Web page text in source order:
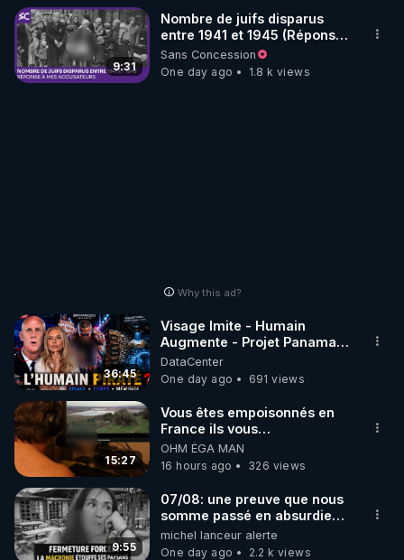
9:31
Nombre de juifs disparus
entre 1941 et 1945 (Réponse
à mes accusateurs)
Sans Concession
One day ago
1.8 k views
Why this ad?
36:45
Visage Imite - Humain
Augmente - Projet Panama
AI - Bienvenue dans la
dystopie - Mazikeen
DataCenter
One day ago
691 views
15:27
Vous êtes empoisonnés en
France ils vous
empoisonnent tranquille
OHM ÉGA MAN
16 hours ago
326 views
9:55
07/08: une preuve que nous
somme passé en absurdie
une dictature qui veut faire
taire ses opposant !
michel lanceur alerte
One day ago
2.2 k views